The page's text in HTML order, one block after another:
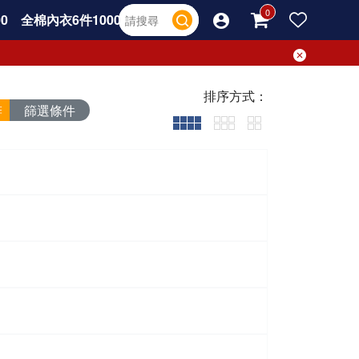
全棉內衣6件1000
篩選條件
排序方式：